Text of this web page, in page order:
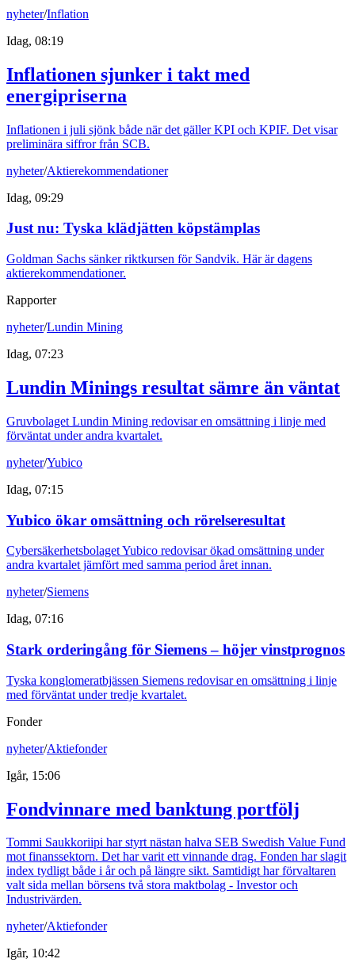
nyheter/Inflation
Idag, 08:19
Inflationen sjunker i takt med
energipriserna
Inflationen i juli sjönk både när det gäller KPI och KPIF. Det visar
preliminära siffror från SCB.
nyheter/Aktierekommendationer
Idag, 09:29
Just nu: Tyska klädjätten köpstämplas
Goldman Sachs sänker riktkursen för Sandvik. Här är dagens
aktierekommendationer.
Rapporter
nyheter/Lundin Mining
Idag, 07:23
Lundin Minings resultat sämre än väntat
Gruvbolaget Lundin Mining redovisar en omsättning i linje med
förväntat under andra kvartalet.
nyheter/Yubico
Idag, 07:15
Yubico ökar omsättning och rörelseresultat
Cybersäkerhetsbolaget Yubico redovisar ökad omsättning under
andra kvartalet jämfört med samma period året innan.
nyheter/Siemens
Idag, 07:16
Stark orderingång för Siemens – höjer vinstprognos
Tyska konglomeratbjässen Siemens redovisar en omsättning i linje
med förväntat under tredje kvartalet.
Fonder
nyheter/Aktiefonder
Igår, 15:06
Fondvinnare med banktung portfölj
Tommi Saukkoriipi har styrt nästan halva SEB Swedish Value Fund
mot finanssektorn. Det har varit ett vinnande drag. Fonden har slagit
index tydligt både i år och på längre sikt. Samtidigt har förvaltaren
valt sida mellan börsens två stora maktbolag - Investor och
Industrivärden.
nyheter/Aktiefonder
Igår, 10:42